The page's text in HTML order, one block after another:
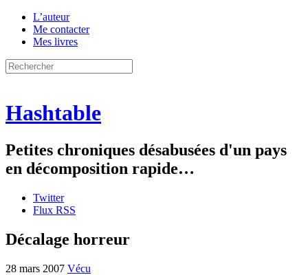
L’auteur
Me contacter
Mes livres
Hashtable
Petites chroniques désabusées d'un pays
en décomposition rapide…
Twitter
Flux RSS
Décalage horreur
28 mars 2007 Vécu